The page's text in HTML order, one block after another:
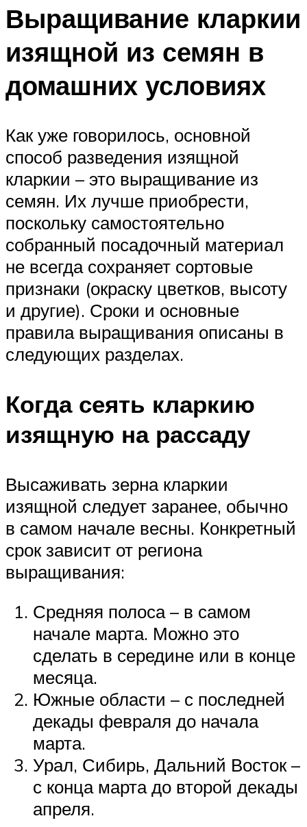
Выращивание кларкии
изящной из семян в
домашних условиях
Как уже говорилось, основной
способ разведения изящной
кларкии – это выращивание из
семян. Их лучше приобрести,
поскольку самостоятельно
собранный посадочный материал
не всегда сохраняет сортовые
признаки (окраску цветков, высоту
и другие). Сроки и основные
правила выращивания описаны в
следующих разделах.
Когда сеять кларкию
изящную на рассаду
Высаживать зерна кларкии
изящной следует заранее, обычно
в самом начале весны. Конкретный
срок зависит от региона
выращивания:
Средняя полоса – в самом
начале марта. Можно это
сделать в середине или в конце
месяца.
Южные области – с последней
декады февраля до начала
марта.
Урал, Сибирь, Дальний Восток –
с конца марта до второй декады
апреля.